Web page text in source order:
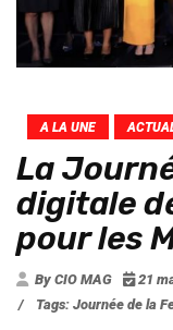
A LA UNE
La
digitale
pour les
By CIO MAG
21
/
Tags: Journée de la